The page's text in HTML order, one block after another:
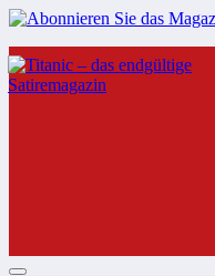
Zum
Inhalt
springen